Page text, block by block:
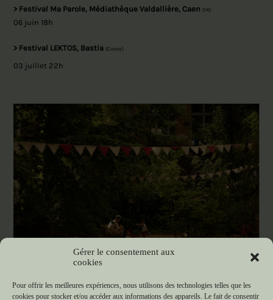
Gérer le consentement aux
cookies
Pour offrir les meilleures expériences, nous utilisons des technologies telles que les
cookies pour stocker et/ou accéder aux informations des appareils. Le fait de consentir
> Festival Ma Parole, Médiathèque Valdallière, Caen (14)
06 juin 18h
> Festival LEKTOS, Bastia (Corse)
03 juillet 22h